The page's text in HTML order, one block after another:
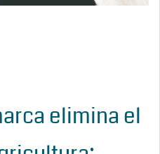
elimina el